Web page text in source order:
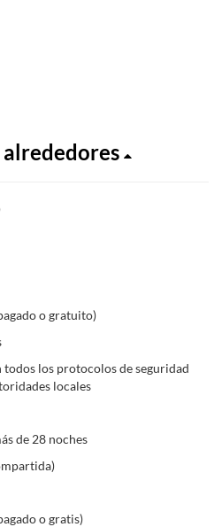
o gratuito)
todos los protocolos de seguridad
locales
de 28 noches
o gratis)